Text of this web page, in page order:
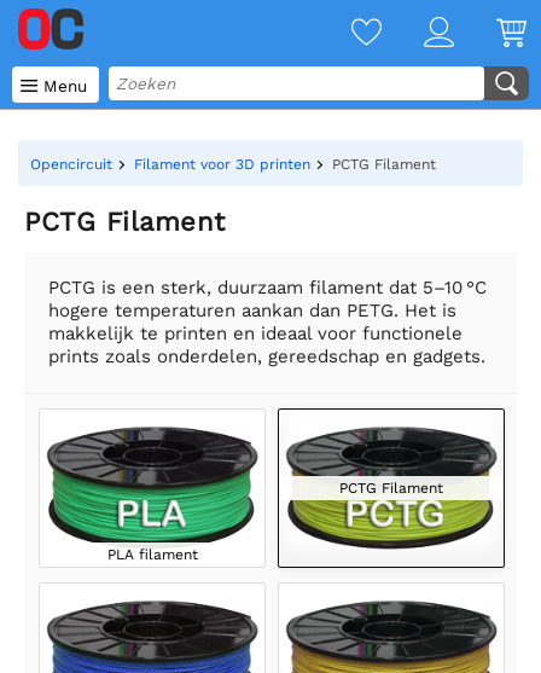
 Menu
Opencircuit Filament voor 3D printen PCTG Filament
PCTG Filament
PCTG is een sterk, duurzaam filament dat 5–10 °C
hogere temperaturen aankan dan PETG. Het is
makkelijk te printen en ideaal voor functionele
prints zoals onderdelen, gereedschap en gadgets.
PLA filament
PCTG Filament